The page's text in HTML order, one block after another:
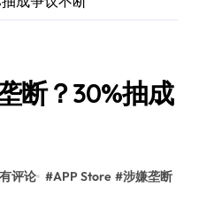
断？30%抽成
评论 #APP Store #涉嫌垄断